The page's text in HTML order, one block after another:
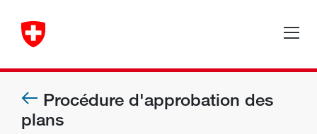
Procédure d'approbation des
plans